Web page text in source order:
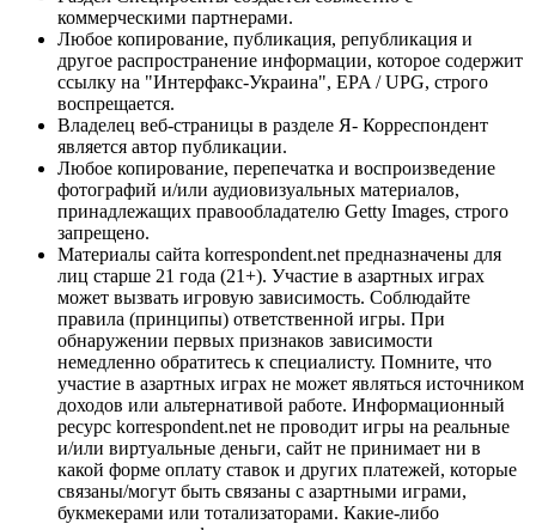
коммерческими партнерами.
Любое копирование, публикация, републикация и
другое распространение информации, которое содержит
ссылку на "Интерфакс-Украина", EPA / UPG, строго
воспрещается.
Владелец веб-страницы в разделе Я- Корреспондент
является автор публикации.
Любое копирование, перепечатка и воспроизведение
фотографий и/или аудиовизуальных материалов,
принадлежащих правообладателю Getty Images, строго
запрещено.
Материалы сайта korrespondent.net предназначены для
лиц старше 21 года (21+). Участие в азартных играх
может вызвать игровую зависимость. Соблюдайте
правила (принципы) ответственной игры. При
обнаружении первых признаков зависимости
немедленно обратитесь к специалисту. Помните, что
участие в азартных играх не может являться источником
доходов или альтернативой работе. Информационный
ресурс korrespondent.net не проводит игры на реальные
и/или виртуальные деньги, сайт не принимает ни в
какой форме оплату ставок и других платежей, которые
связаны/могут быть связаны с азартными играми,
букмекерами или тотализаторами. Какие-либо